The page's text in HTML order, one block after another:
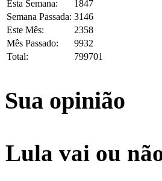
Esta Semana:
1847
Semana Passada: 3146
Este Mês:
2358
Mês Passado:
9932
Total:
799701
Sua opinião
Lula vai ou